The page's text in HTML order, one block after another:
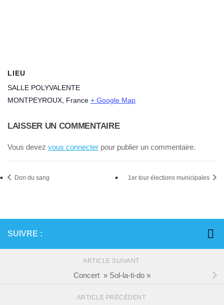
LIEU
SALLE POLYVALENTE
MONTPEYROUX France + Google Map
LAISSER UN COMMENTAIRE
Vous devez vous connecter pour publier un commentaire.
Don du sang 1er tour élections municipales
SUIVRE :
ARTICLE SUIVANT
Concert » Sol-la-ti-do »
ARTICLE PRÉCÉDENT